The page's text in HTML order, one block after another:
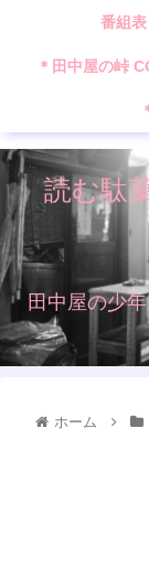
読む駄
田中屋の少
番組表
＊田中屋の峠
ホーム